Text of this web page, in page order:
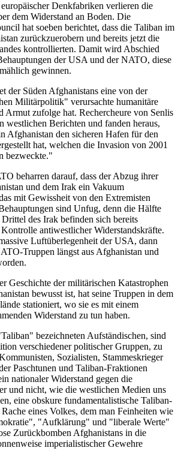
Denkfabriken verlieren die
dem Widerstand an Boden. Die
hat soeben berichtet, dass die Taliban im
zurückzuerobern und bereits jetzt die
kontrollierten. Damit wird Abschied
der USA und der NATO, diese
gewinnen.
der Süden Afghanistans eine von der
Militärpolitik" verursachte humanitäre
Armut zufolge hat. Rechercheure von Senlis
westlichen Berichten und fanden heraus,
Afghanistan den sicheren Hafen für den
hat, welchen die Invasion von 2001
bezweckte."
beharren darauf, dass der Abzug ihrer
und dem Irak ein Vakuum
mit Gewissheit von den Extremisten
sind Unfug, denn die Hälfte
des Irak befinden sich bereits
antiwestlicher Widerstandskräfte.
Luftüberlegenheit der USA, dann
Truppen längst aus Afghanistan und
Geschichte der militärischen Katastrophen
bewusst ist, hat seine Truppen in dem
stationiert, wo sie es mit einem
Widerstand zu tun haben.
bezeichneten Aufständischen, sind
verschiedener politischer Gruppen, zu
Sozialisten, Stammeskrieger
Paschtunen und Taliban-Fraktionen
nationaler Widerstand gegen die
und nicht, wie die westlichen Medien uns
eine obskure fundamentalistische Taliban-
eines Volkes, dem man Feinheiten wie
"Aufklärung" und "liberale Werte"
Zurückbomben Afghanistans in die
imperialistischer Gewehre